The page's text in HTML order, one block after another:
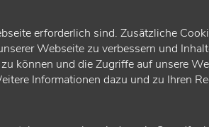
erforderlich sind. Zusätzliche
Webseite zu verbessern und
können und die Zugriffe auf unsere
Informationen dazu und zu Ihren
(Andrej Popov)